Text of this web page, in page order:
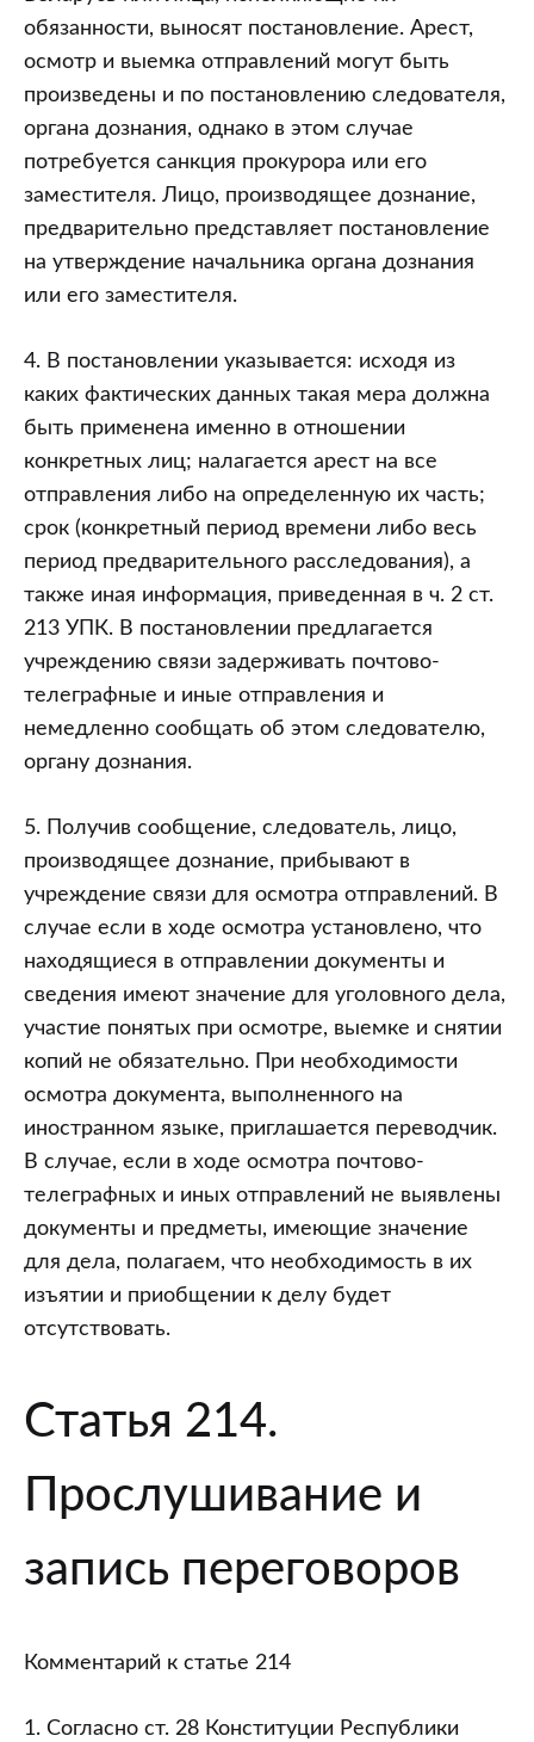
обязанности, выносят постановление. Арест,
осмотр и выемка отправлений могут быть
произведены и по постановлению следователя,
органа дознания, однако в этом случае
потребуется санкция прокурора или его
заместителя. Лицо, производящее дознание,
предварительно представляет постановление
на утверждение начальника органа дознания
или его заместителя.
4. В постановлении указывается: исходя из
каких фактических данных такая мера должна
быть применена именно в отношении
конкретных лиц; налагается арест на все
отправления либо на определенную их часть;
срок (конкретный период времени либо весь
период предварительного расследования), а
также иная информация, приведенная в ч. 2 ст.
213 УПК. В постановлении предлагается
учреждению связи задерживать почтово-
телеграфные и иные отправления и
немедленно сообщать об этом следователю,
органу дознания.
5. Получив сообщение, следователь, лицо,
производящее дознание, прибывают в
учреждение связи для осмотра отправлений. В
случае если в ходе осмотра установлено, что
находящиеся в отправлении документы и
сведения имеют значение для уголовного дела,
участие понятых при осмотре, выемке и снятии
копий не обязательно. При необходимости
осмотра документа, выполненного на
иностранном языке, приглашается переводчик.
В случае, если в ходе осмотра почтово-
телеграфных и иных отправлений не выявлены
документы и предметы, имеющие значение
для дела, полагаем, что необходимость в их
изъятии и приобщении к делу будет
отсутствовать.
Статья 214.
Прослушивание и
запись переговоров
Комментарий к статье 214
1. Согласно ст. 28 Конституции Республики